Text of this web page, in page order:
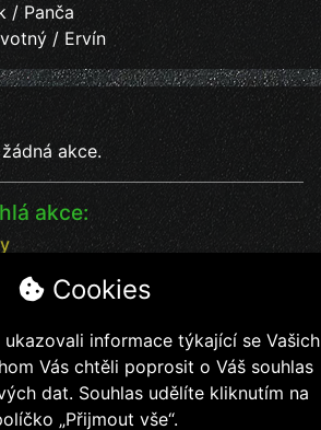
/ Panča
/ Ervín
akce.
akce:
od 18 - 20.7. vystoupení kapel
pití bezva kalba
Cookies
ukazovali informace týkající se Vašich
Vás chtěli poprosit o Váš souhlas
dat. Souhlas udělíte kliknutím na
„Přijmout vše“.